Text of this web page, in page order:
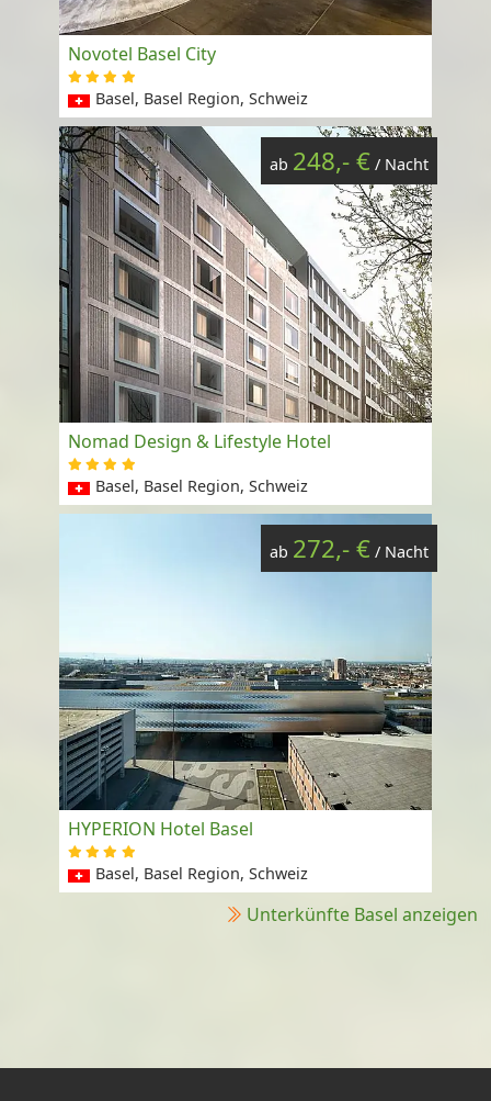
Novotel Basel City
Basel, Basel Region, Schweiz
ab 248,- € / Nacht
Nomad Design & Lifestyle Hotel
Basel, Basel Region, Schweiz
ab 272,- € / Nacht
HYPERION Hotel Basel
Basel, Basel Region, Schweiz
Unterkünfte Basel anzeigen